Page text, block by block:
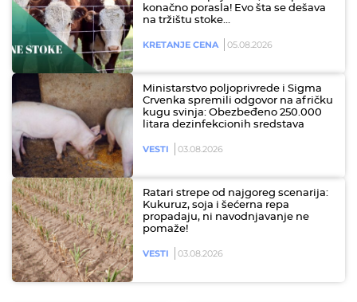
konačno porasla! Evo šta se dešava
na tržištu stoke…
KRETANJE CENA 05.08.2026
Ministarstvo poljoprivrede i Sigma
Crvenka spremili odgovor na afričku
kugu svinja: Obezbeđeno 250.000
litara dezinfekcionih sredstava
VESTI 03.08.2026
Ratari strepe od najgoreg scenarija:
Kukuruz, soja i šećerna repa
propadaju, ni navodnjavanje ne
pomaže!
VESTI 03.08.2026